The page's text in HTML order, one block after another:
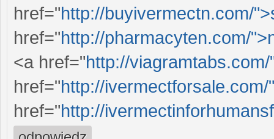
href="http://buyivermectn.com/
href="http://pharmacyten.com/
<a href="http://
href="http://
href="http://